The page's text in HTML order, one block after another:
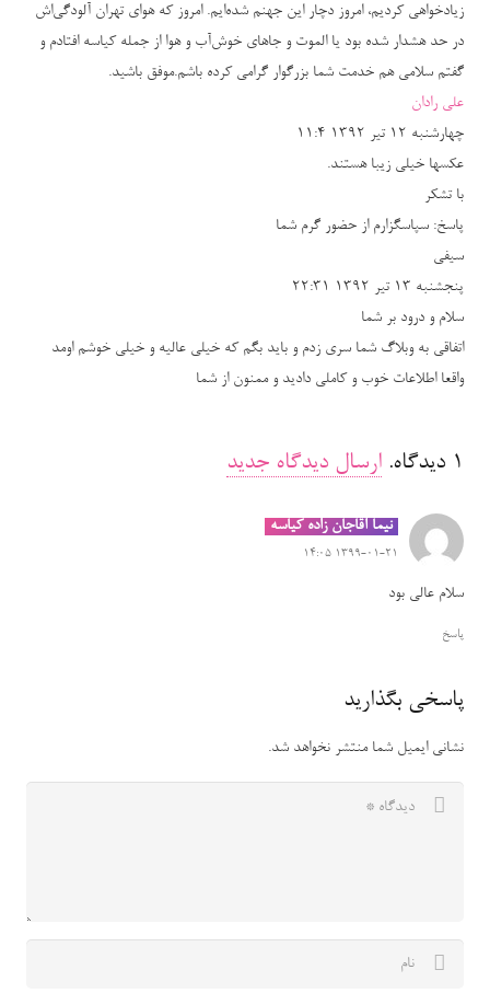
زیادخواهی کردیم،‌ امروز دچار این جهنم شده‌ایم. امروز که هوای تهران آلودگی‌اش
در حد هشدار شده بود یا الموت و جاهای خوش‌آب و هوا از جمله کیاسه افتادم و
گفتم سلامی هم خدمت شما بزرگوار گرامی کرده باشم.موفق باشید.
علی رادان
چهارشنبه ۱۲ تیر ۱۳۹۲ ۱۱:۴
عکسها خیلی زیبا هستند.
با تشکر
پاسخ: سپاسگزارم از حضور گرم شما
سیفی
پنجشنبه ۱۳ تیر ۱۳۹۲ ۲۲:۳۱
سلام و درود بر شما
اتفاقی به وبلاگ شما سری زدم و باید بگم که خیلی عالیه و خیلی خوشم اومد
واقعا اطلاعات خوب و کاملی دادید و ممنون از شما
۱ دیدگاه. ارسال دیدگاه جدید
نیما آقاجان زاده کیاسه
۱۳۹۹-۰۱-۲۱ ۱۴:۰۵
سلام عالی بود
پاسخ
پاسخی بگذارید
نشانی ایمیل شما منتشر نخواهد شد.